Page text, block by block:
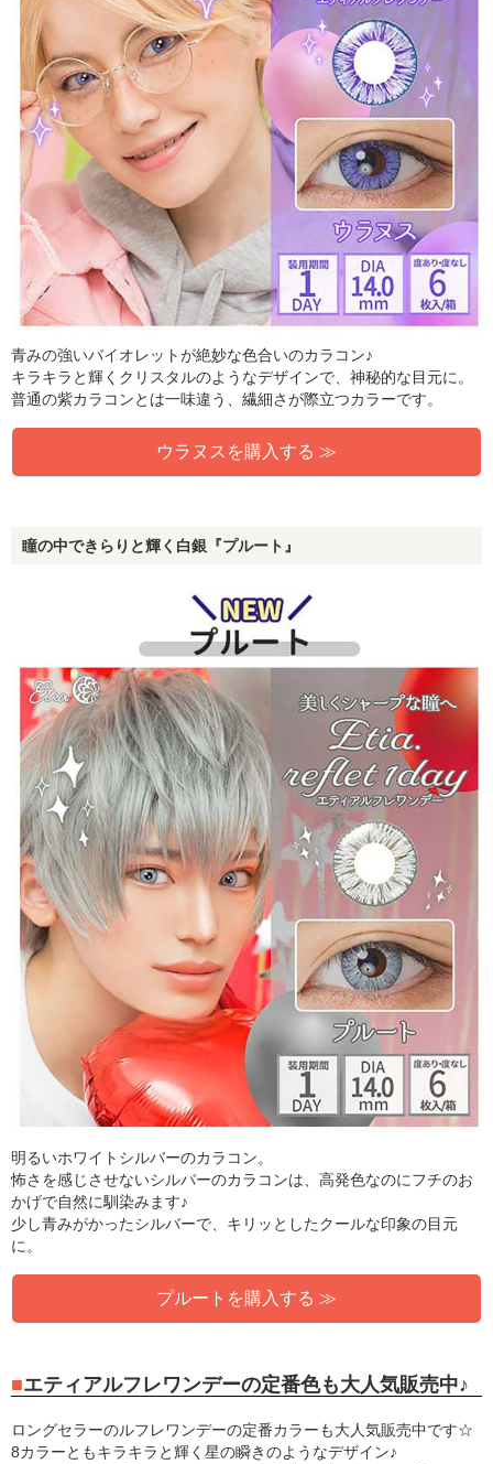
青みの強いバイオレットが絶妙な色合いのカラコン♪
キラキラと輝くクリスタルのようなデザインで、神秘的な目元に。
普通の紫カラコンとは一味違う、繊細さが際立つカラーです。
ウラヌスを購入する ≫
瞳の中できらりと輝く白銀『プルート』
明るいホワイトシルバーのカラコン。
怖さを感じさせないシルバーのカラコンは、高発色なのにフチのお
かげで自然に馴染みます♪
少し青みがかったシルバーで、キリッとしたクールな印象の目元
に。
プルートを購入する ≫
エティアルフレワンデーの定番色も大人気販売中♪
ロングセラーのルフレワンデーの定番カラーも大人気販売中です☆
8カラーともキラキラと輝く星の瞬きのようなデザイン♪